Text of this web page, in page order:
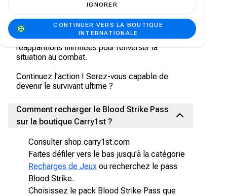
de spécialités uniques. Engagez-vous dans des
figures de parkour exaltantes comme le
parachutisme, le vol plané, la course libre et la
tyrolienne sur le champ de bataille. Profitez de
réapparitions illimitées pour renverser la
situation au combat.
Continuez l'action ! Serez-vous capable de
devenir le survivant ultime ?
Comment recharger le Blood Strike Pass
sur la boutique Carry1st ?
Consulter shop.carry1st.com
Faites défiler vers le bas jusqu'à la catégorie
Recharges de Jeux ou recherchez le pass
Blood Strike.
Choisissez le pack Blood Strike Pass que
IGNORER
CONTINUER VERS LA BOUTIQUE
INTERNATIONALE